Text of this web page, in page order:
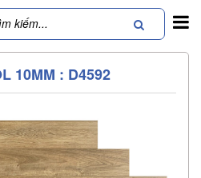
10MM : D4592